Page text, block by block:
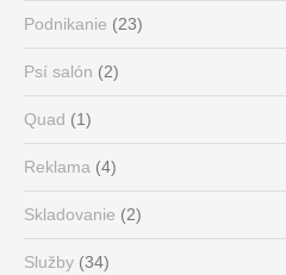
Podnikanie (23)
Psí salón (2)
Quad (1)
Reklama (4)
Skladovanie (2)
Služby (34)